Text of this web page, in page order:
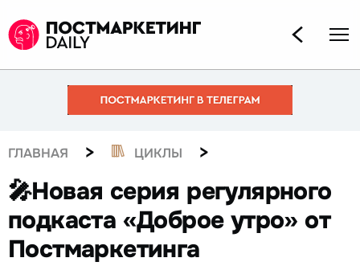
ГЛАВНАЯ > ЦИКЛЫ >
🎤Новая серия регулярного
подкаста «Доброе утро» от
Постмаркетинга